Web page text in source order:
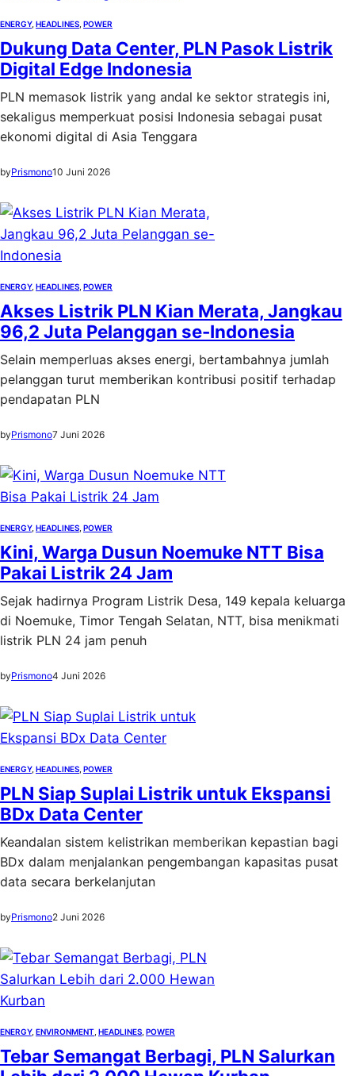
ENERGY, HEADLINES POWER
Dukung Data Center, PLN Pasok Listrik
Digital Edge Indonesia
PLN memasok listrik yang andal ke sektor strategis ini,
sekaligus memperkuat posisi Indonesia sebagai pusat
ekonomi digital di Asia Tenggara
byPrismono10 Juni 2026
ENERGY, HEADLINES POWER
Akses Listrik PLN Kian Merata, Jangkau
96,2 Juta Pelanggan se-Indonesia
Selain memperluas akses energi, bertambahnya jumlah
pelanggan turut memberikan kontribusi positif terhadap
pendapatan PLN
byPrismono7 Juni 2026
ENERGY, HEADLINES POWER
Kini, Warga Dusun Noemuke NTT Bisa
Pakai Listrik 24 Jam
Sejak hadirnya Program Listrik Desa, 149 kepala keluarga
di Noemuke, Timor Tengah Selatan, NTT, bisa menikmati
listrik PLN 24 jam penuh
byPrismono4 Juni 2026
ENERGY, HEADLINES POWER
PLN Siap Suplai Listrik untuk Ekspansi
BDx Data Center
Keandalan sistem kelistrikan memberikan kepastian bagi
BDx dalam menjalankan pengembangan kapasitas pusat
data secara berkelanjutan
byPrismono2 Juni 2026
ENERGY, ENVIRONMENT HEADLINES POWER
Tebar Semangat Berbagi, PLN Salurkan